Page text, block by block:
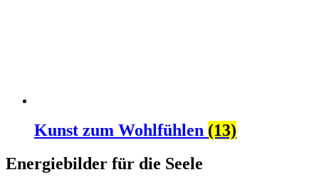
Kunst zum Wohlfühlen (13)
Energiebilder für die Seele